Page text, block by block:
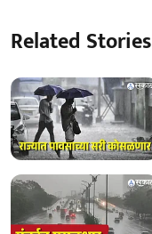
Related Stories